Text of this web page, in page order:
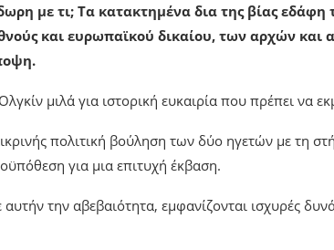
με τι; Τα κατακτημένα δια της βίας
και ευρωπαϊκού δικαίου, των αρχών και
μιλά για ιστορική ευκαιρία που πρέπει να
πολιτική βούληση των δύο ηγετών με τη
για μια επιτυχή έκβαση.
την αβεβαιότητα, εμφανίζονται ισχυρές